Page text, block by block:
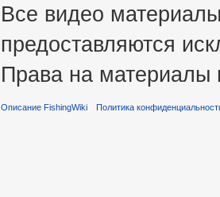
Все видео
предоставляются
Права на материалы
Описание FishingWiki Политика